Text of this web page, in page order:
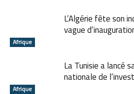
Afrique
L’Algérie fête son
vague
Afrique
La Tunisie a lancé
nationale de